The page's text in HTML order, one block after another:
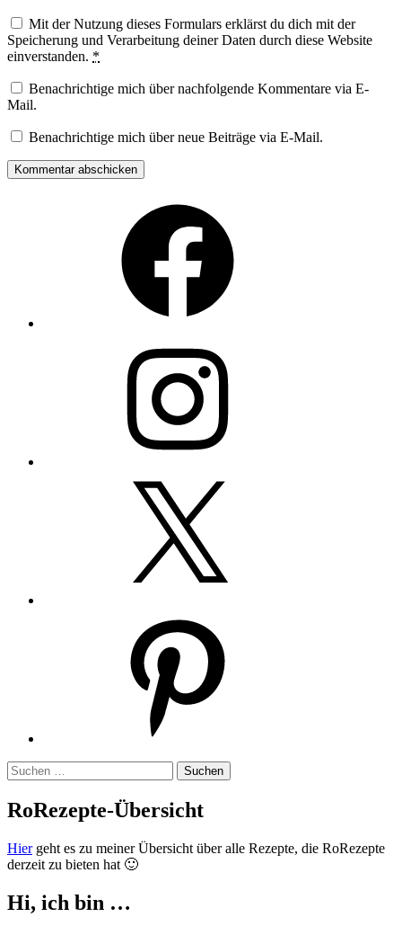
Mit der Nutzung dieses Formulars erklärst du dich mit der
Speicherung und Verarbeitung deiner Daten durch diese Website
einverstanden. *
Benachrichtige mich über nachfolgende Kommentare via E-
Mail.
Benachrichtige mich über neue Beiträge via E-Mail.
Suchen
nach:
RoRezepte-Übersicht
Hiergeht es zu meiner Übersicht über alle Rezepte, die RoRezepte
derzeit zu bieten hat 🙂
Hi, ich bin …